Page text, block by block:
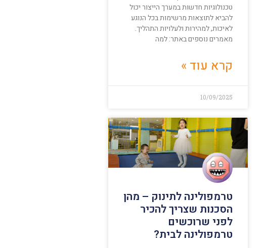
טכנולוגיות חדשות במערך הייצור יכול
להביא לתוצאות מרשימות בכל הנוגע
לאיכות, למהירות ולעלויות התהליך.
מאמרים נוספים באתר: למה
קרא עוד »
10/09/2025
טרמפולינה לתינוק – מהן
הסכנות שצריך להכיר
לפני שרוכשים
טרמפולינה לבית?